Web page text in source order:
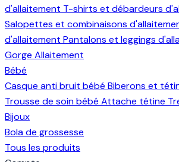
d'allaitement T-shirts et débardeurs
Salopettes et combinaisons
d'allaitement Pantalons et leggings
Gorge Allaitement
Bébé
Casque anti bruit bébé Biberons et
Trousse de soin bébé Attache tétine
Bijoux
Bola de grossesse
Tous les produits